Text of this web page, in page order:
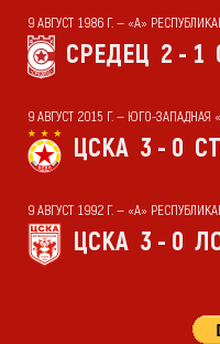
9 АВГУСТ 1986 Г. — «А»
СРЕДЕЦ 2 - 1
9 АВГУСТ 2015 Г. — ЮГО-ЗАПАДНАЯ
ЦСКА 3 - 0
9 АВГУСТ 1992 Г. — «А»
ЦСКА 3 - 0